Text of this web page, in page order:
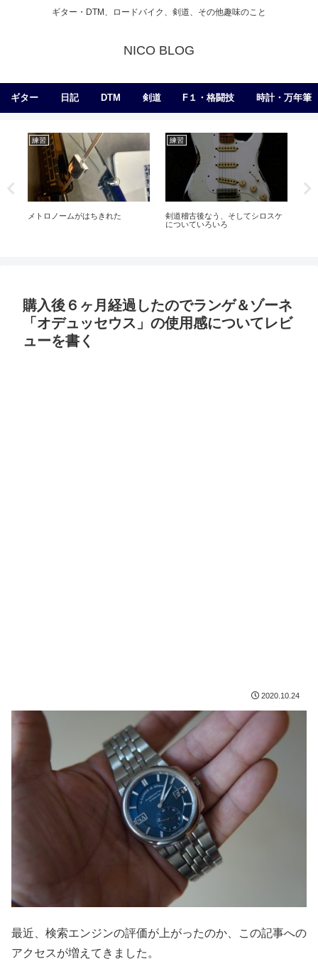
ギター・DTM、ロードバイク、剣道、その他趣味のこと
NICO BLOG
ギター 日記 DTM 剣道 F１・格闘技 時計・万年筆
ライブ
ライブ告知！ 【B’zコピー】
日記
昔からずーーーーーっと気になっ
てるやつ
購入後６ヶ月経過したのでランゲ＆ゾーネ
「オデュッセウス」の使用感についてレビ
ューを書く
2020.10.24
最近、検索エンジンの評価が上がったのか、この記事への
アクセスが増えてきました。